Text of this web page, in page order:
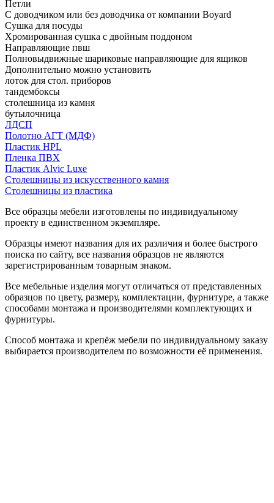
Петли
С доводчиком или без доводчика от компании Boyard
Сушка для посуды
Хромированная сушка с двойным поддоном
Направляющие пвш
Полновыдвижные шариковые направляющие для ящиков
Дополнительно можно установить
лоток для стол. приборов
тандембоксы
столешница из камня
бутылочница
ЛДСП
Полотно АГТ (МДФ)
Пластик HPL
Пленка ПВХ
Пластик Alvic Luxe
Столешницы из искусственного камня
Столешницы из пластика
Все образцы мебели изготовлены по индивидуальному
проекту в единственном экземпляре.
Образцы имеют названия для их различия и более быстрого
поиска по сайту, все названия образцов не являются
зарегистрированным товарным знаком.
Все мебельные изделия могут отличаться от представленных
образцов по цвету, размеру, комплектации, фурнитуре, а также
способами монтажа и производителями комплектующих и
фурнитуры.
Способ монтажа и крепёж мебели по индивидуальному заказу
выбирается производителем по возможности её применения.